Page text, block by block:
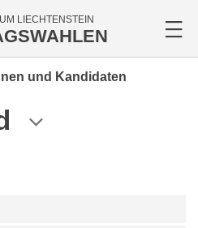
LIECHTENSTEIN
und Kandidaten